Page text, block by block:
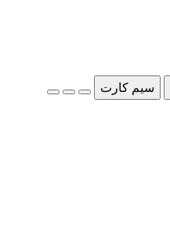
سیم کارت